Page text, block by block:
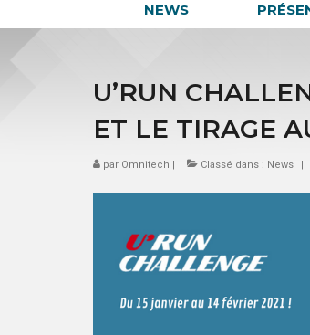
NEWS
U’RUN
ET LE TIRAGE
par Omnitech | Classé dans : News |